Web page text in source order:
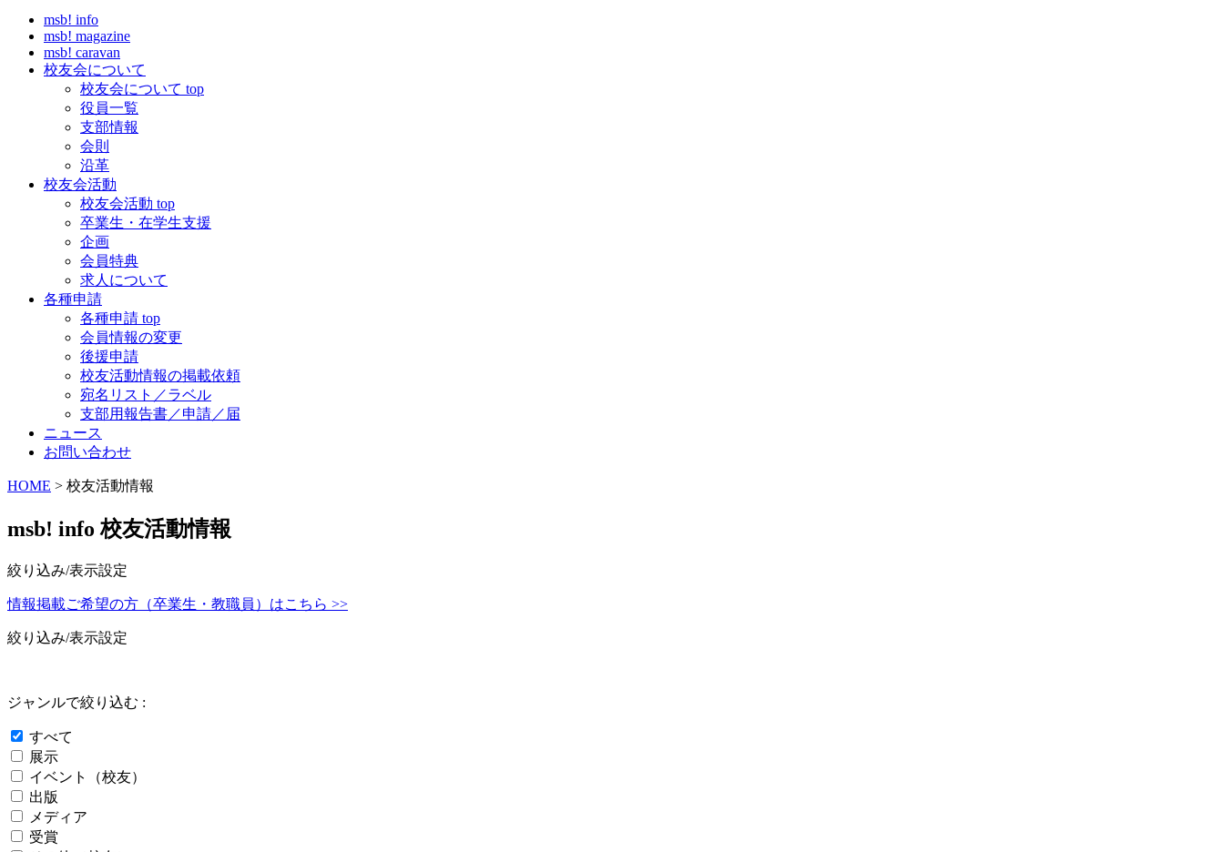
msb! info
msb! magazine
msb! caravan
校友会について
校友会について top
役員一覧
支部情報
会則
沿革
校友会活動
校友会活動 top
卒業生・在学生支援
企画
会員特典
求人について
各種申請
各種申請 top
会員情報の変更
後援申請
校友活動情報の掲載依頼
宛名リスト／ラベル
支部用報告書／申請／届
ニュース
お問い合わせ
HOME > 校友活動情報
msb! info 校友活動情報
絞り込み/表示設定
情報掲載ご希望の方（卒業生・教職員）はこちら >>
絞り込み/表示設定
ジャンルで絞り込む :
すべて
展示
イベント（校友）
出版
メディア
受賞